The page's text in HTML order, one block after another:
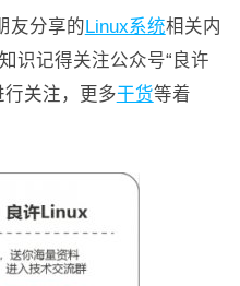
友分享的Linux系统相关内
识记得关注公众号“良许
行关注，更多干货等着